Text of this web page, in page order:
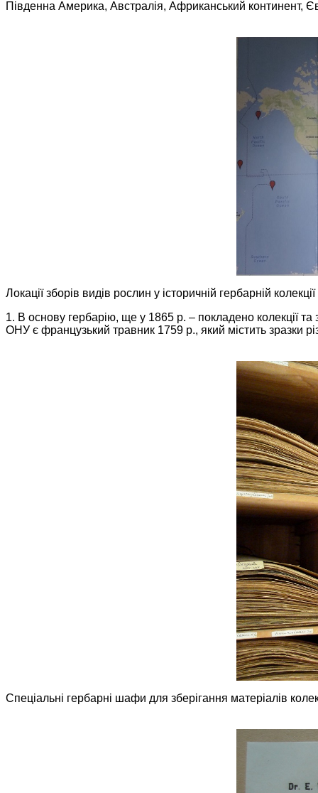
Південна Америка, Австралія, Африканський континент,
Локації зборів видів рослин у історичній гербарній
1. В основу гербарію, ще у 1865 р. – покладено колекції
ОНУ є французький травник 1759 р., який містить зразки
Спеціальні гербарні шафи для зберігання матеріалів